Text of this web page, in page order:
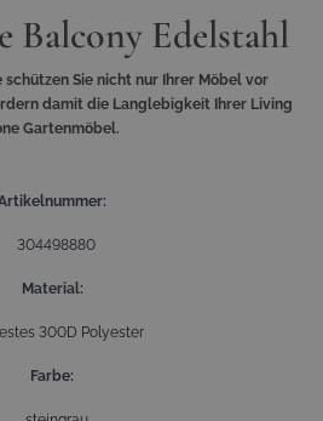
Balcony Edelstahl
Sie nicht nur Ihrer Möbel vor
damit die Langlebigkeit Ihrer Living
Gartenmöbel.
304498880
Material
300D Polyester
Farbe